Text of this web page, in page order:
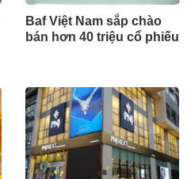
Baf Việt Nam sắp chào
bán hơn 40 triệu cổ phiếu